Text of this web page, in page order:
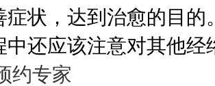
症状，达到治愈的目
中还应该注意对其他经
约专家